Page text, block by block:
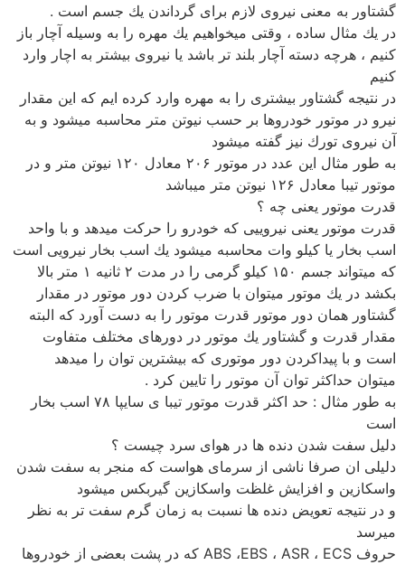
گشتاور به معنی نیروی لازم برای گرداندن یك جسم است .
در یك مثال ساده ، وقتی میخواهیم یك مهره را به وسیله آچار باز
كنیم ، هرچه دسته آچار بلند تر باشد یا نیروی بیشتر به اچار وارد
كنیم
در نتیجه گشتاور بیشتری را به مهره وارد كرده ایم كه این مقدار
نیرو در موتور خودروها بر حسب نیوتن متر محاسبه میشود و به
آن نیروی تورك نیز گفته میشود
به طور مثال این عدد در موتور ۲۰۶ معادل ۱۲۰ نیوتن متر و در
موتور تیبا معادل ۱۲۶ نیوتن متر میباشد
قدرت موتور یعنی چه ؟
قدرت موتور یعنی نیروییی كه خودرو را حركت میدهد و با واحد
اسب بخار یا كیلو وات محاسبه میشود یك اسب بخار نیرویی است
كه میتواند جسم ۱۵۰ كیلو گرمی را در مدت ۲ ثانیه ۱ متر بالا
بكشد در یك موتور میتوان با ضرب كردن دور موتور در مقدار
گشتاور همان دور موتور قدرت موتور را به دست آورد كه البته
مقدار قدرت و گشتاور یك موتور در دورهای مختلف متفاوت
است و با پیداكردن دور موتوری كه بیشترین توان را میدهد
میتوان حداكثر توان آن موتور را تایین كرد .
به طور مثال : حد اكثر قدرت موتور تیبا ی سایپا ۷۸ اسب بخار
است
دلیل سفت شدن دنده ها در هوای سرد چیست ؟
دلیلی ان صرفا ناشی از سرمای هواست كه منجر به سفت شدن
واسكازین و افزایش غلظت واسكازین گیربكس میشود
و در نتیجه تعویض دنده ها نسبت به زمان گرم سفت تر به نظر
میرسد
حروف ABS ،EBS ، ASR ، ECS كه در پشت بعضی از خودروها